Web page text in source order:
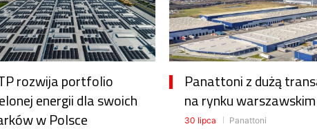
rozwija portfolio
energii dla swoich
w Polsce
Panattoni z dużą
na rynku warszawskim
30 lipca Panattoni